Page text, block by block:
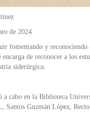
de 2024
fomentando y
de reconocer a los
siderúrgica.
a cabo en la Biblioteca
Santos Guzmán López,